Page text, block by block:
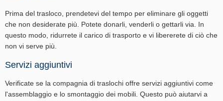
Prima del trasloco, prendetevi del tempo per eliminare gli oggetti
che non desiderate più. Potete donarli, venderli o gettarli via. In
questo modo, ridurrete il carico di trasporto e vi libererete di ciò che
non vi serve più.
Servizi aggiuntivi
Verificate se la compagnia di traslochi offre servizi aggiuntivi come
l'assemblaggio e lo smontaggio dei mobili. Questo può aiutarvi a